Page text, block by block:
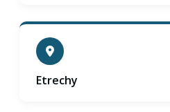
Etrechy